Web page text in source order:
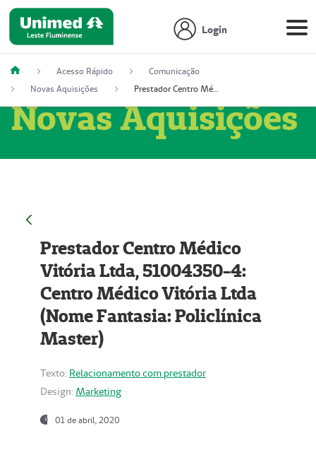
Login
Acesso Rápido
Comunicação
Novas Aquisições
Prestador Centro Médico Vitória Ltda, 51004350-4: Centro Médico Vitória Ltda (Nome Fantasia: Policlínica Master)
Novas Aquisições
Prestador Centro Médico
Vitória Ltda, 51004350-4:
Centro Médico Vitória Ltda
(Nome Fantasia: Policlínica
Master)
Texto: Relacionamento com prestador
Design: Marketing
01 de abril, 2020